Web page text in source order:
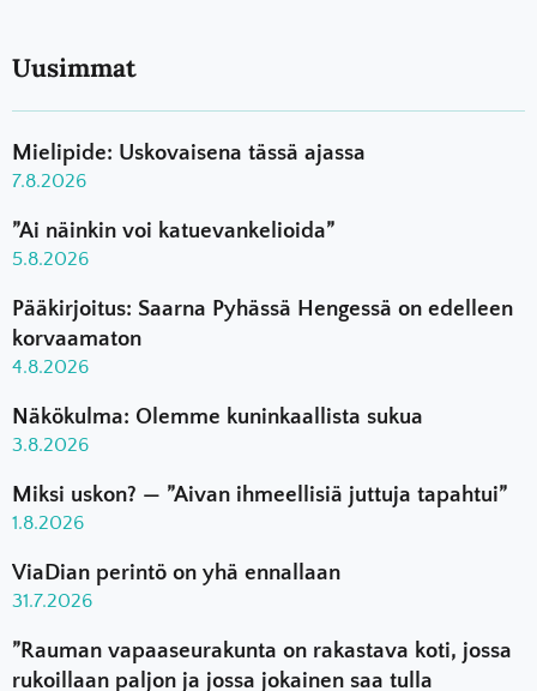
Uusimmat
Mielipide: Uskovaisena tässä ajassa
7.8.2026
”Ai näinkin voi katuevankelioida”
5.8.2026
Pääkirjoitus: Saarna Pyhässä Hengessä on edelleen
korvaamaton
4.8.2026
Näkökulma: Olemme kuninkaallista sukua
3.8.2026
Miksi uskon? — ”Aivan ihmeellisiä juttuja tapahtui”
1.8.2026
ViaDian perintö on yhä ennallaan
31.7.2026
”Rauman vapaaseurakunta on rakastava koti, jossa
rukoillaan paljon ja jossa jokainen saa tulla